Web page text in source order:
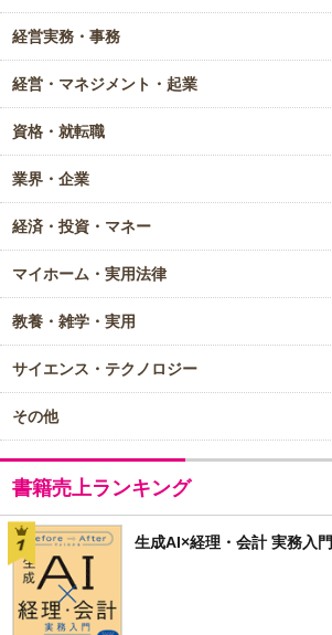
経営実務・事務
経営・マネジメント・起業
資格・就転職
業界・企業
経済・投資・マネー
マイホーム・実用法律
教養・雑学・実用
サイエンス・テクノロジー
その他
書籍売上ランキング
生成AI×経理・会計 実務入門